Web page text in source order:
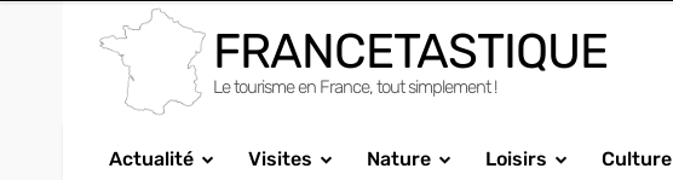
FRANCETASTIQUE
Le tourisme en France, tout simplement !
Actualité Visites Nature Loisirs Culture